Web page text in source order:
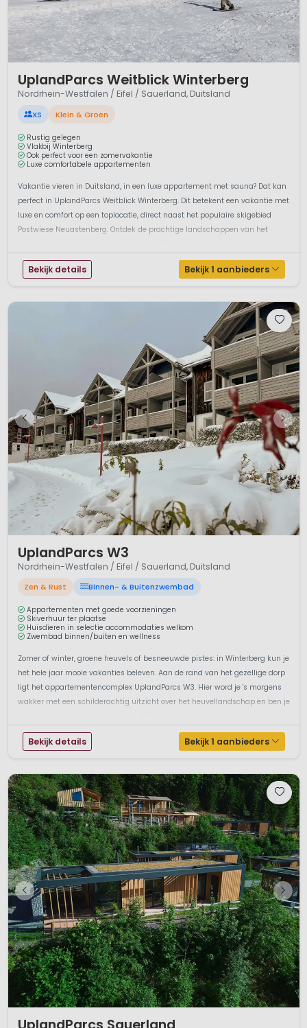
UplandParcs Weitblick Winterberg
Nordrhein-Westfalen / Eifel / Sauerland, Duitsland
XS Klein & Groen
Rustig gelegen
Vlakbij Winterberg
Ook perfect voor een zomervakantie
Luxe comfortabele appartementen
Vakantie vieren in Duitsland, in een luxe appartement met sauna? Dat kan
perfect in UplandParcs Weitblick Winterberg. Dit betekent een vakantie met
luxe en comfort op een toplocatie, direct naast het populaire skigebied
Postwiese Neuastenberg. Ontdek de prachtige landschappen van het
Bekijk details Bekijk 1 aanbieders
UplandParcs W3
Nordrhein-Westfalen / Eifel / Sauerland, Duitsland
Zen & Rust Binnen- & Buitenzwembad
Appartementen met goede voorzieningen
Skiverhuur ter plaatse
Huisdieren in selectie accommodaties welkom
Zwembad binnen/buiten en wellness
Zomer of winter, groene heuvels of besneeuwde pistes: in Winterberg kun je
het hele jaar mooie vakanties beleven. Aan de rand van het gezellige dorp
ligt het appartementencomplex UplandParcs W3. Hier word je 's morgens
wakker met een schilderachtig uitzicht over het heuvellandschap en ben je
Bekijk details Bekijk 1 aanbieders